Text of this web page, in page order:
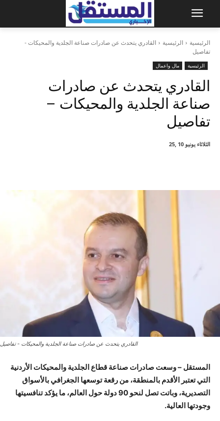
الرئيسية الرئيسية
القادري يتحدث عن صادرات صناعة الجلدية والمحيكات -
تفاصيل
الرئيسية مال واعمال
القادري يتحدث عن صادرات
صناعة الجلدية والمحيكات –
تفاصيل
الثلاثاء يونيو 10 ,25
القادري يتحدث عن صادرات صناعة الجلدية والمحيكات - تفاصيل
المستقل – وسعت صادرات صناعة قطاع الجلدية والمحيكات الأردنية
التي تعتبر الأقدم بالمنطقة، من رقعة توسعها الجغرافي بالأسواق
التصديرية، وباتت تصل لنحو 90 دولة حول العالم، ما يؤكد تنافسيتها
وجودتها العالية.